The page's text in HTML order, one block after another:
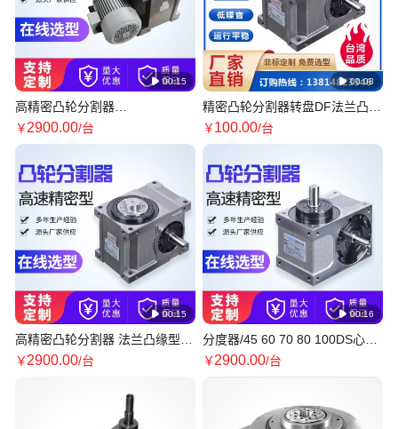
 00:15
高精密凸轮分割器
45607080110DF间歇分度器分
度盘 稳定性好质保长
￥2900.00/台
 00:15
高精密凸轮分割器 法兰凸缘型
间歇分度器分度盘 稳定性好质保
￥2900.00/台
 00:08
精密凸轮分割器转盘DF法兰凸缘
型多工位分度器厂家销售 可非标
定制
￥100.00/台
 00:16
分度器/45 60 70 80 100DS心轴
型凸轮分割器/转盘分度箱/稳定
性好
￥2900.00/台